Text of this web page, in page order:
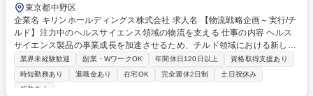
東京都中野区
企業名 キリンホールディングス株式会社 求人名 【物流戦略企画～実行/チ
ルド】注力中のヘルスサイエンス領域の物流を支える 仕事の内容 ヘルス
サイエンス製品の事業成長を加速させるため、チルド領域における新しい
流通モデルの構築が課題となっており、スペシャリストとして、戦略立案
から実行まで多岐にわたる業務をお任せできる方を募集します。 【詳細】
■事業戦略を踏まえた物流戦略の策定と実行 ■最適な生産需給・物流ネッ
業界未経験歓迎 副業・WワークOK 年間休日120日以上
資格取得支援あり
時短勤務あり
退職金あり 在宅OK 完全週休2日制
土日祝休み
服装自由